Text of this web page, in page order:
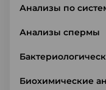
Анализы по
Анализы спермы
Биохимические